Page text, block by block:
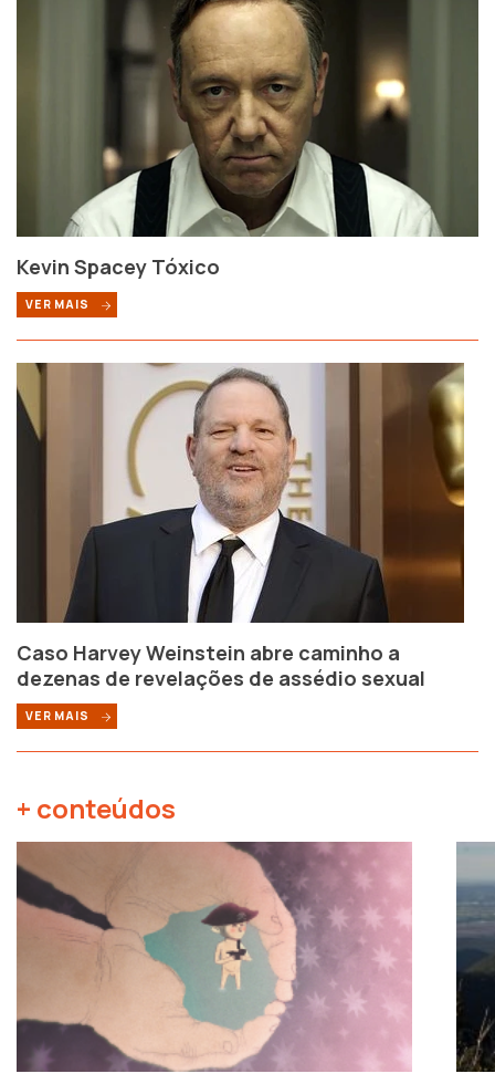
Kevin Spacey Tóxico
VER MAIS
Caso Harvey Weinstein abre caminho a
dezenas de revelações de assédio sexual
VER MAIS
+ conteúdos